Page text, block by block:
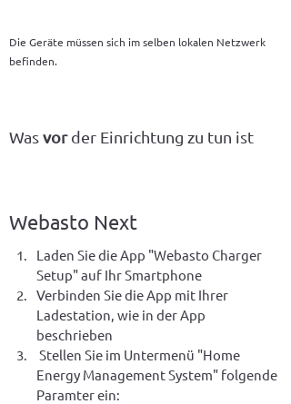
Die Geräte müssen sich im selben lokalen Netzwerk
befinden.
Wasvorder Einrichtung zu tun ist
Webasto Next
Laden Sie die App "Webasto Charger
Setup" auf Ihr Smartphone
Verbinden Sie die App mit Ihrer
Ladestation, wie in der App
beschrieben
Energy Management System" folgende
Paramter ein: